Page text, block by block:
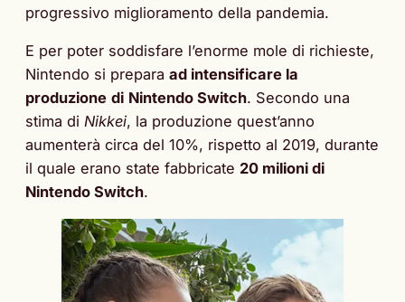
progressivo miglioramento della pandemia.
E per poter soddisfare l’enorme mole di richieste,
Nintendo si prepara ad intensificare la
produzione di Nintendo Switch. Secondo una
stima di Nikkei, la produzione quest’anno
aumenterà circa del 10%, rispetto al 2019, durante
il quale erano state fabbricate 20 milioni di
Nintendo Switch.